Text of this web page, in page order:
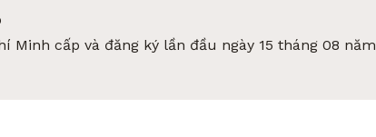
Minh cấp và đăng ký lần đầu ngày 15 tháng 08 năm